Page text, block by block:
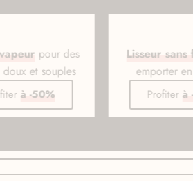
pour des
doux et souples
à -50%
Lisseur sans
emporter
Profiterà